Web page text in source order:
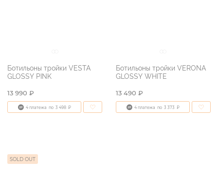
Ботильоны тройки VESTA
GLOSSY PINK
13 990 ₽
4 платежа по 3 498 ₽
Ботильоны тройки VERONA
GLOSSY WHITE
13 490 ₽
4 платежа по 3 373 ₽
SOLD OUT